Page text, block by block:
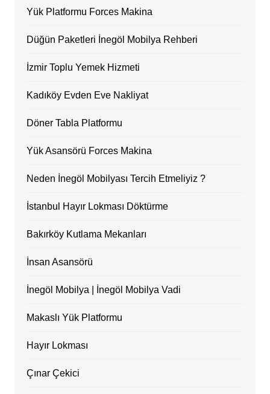
Yük Platformu Forces Makina
Düğün Paketleri İnegöl Mobilya Rehberi
İzmir Toplu Yemek Hizmeti
Kadıköy Evden Eve Nakliyat
Döner Tabla Platformu
Yük Asansörü Forces Makina
Neden İnegöl Mobilyası Tercih Etmeliyiz ?
İstanbul Hayır Lokması Döktürme
Bakırköy Kutlama Mekanları
İnsan Asansörü
İnegöl Mobilya | İnegöl Mobilya Vadi
Makaslı Yük Platformu
Hayır Lokması
Çınar Çekici